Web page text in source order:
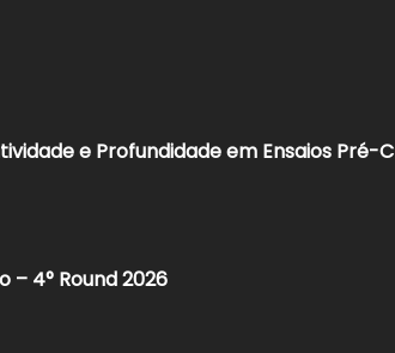
e Profundidade em Ensaios Pré-C
– 4° Round 2026​